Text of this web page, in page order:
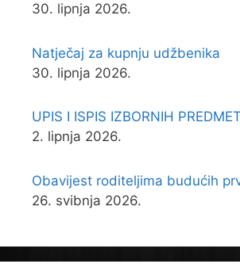
30. lipnja 2026.
Natječaj za kupnju udžbenika
30. lipnja 2026.
UPIS I ISPIS IZBORNIH
2. lipnja 2026.
Obavijest roditeljima budućih
26. svibnja 2026.